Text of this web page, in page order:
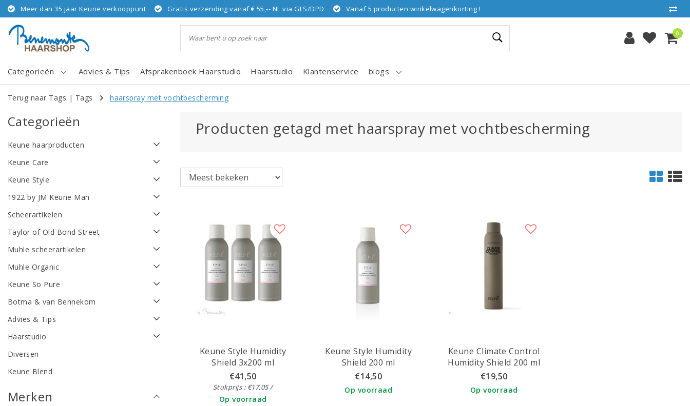
Meer dan 35 jaar Keune verkooppunt Gratis verzending vanaf € 55,-- NL via GLS/DPD Vanaf 5 producten winkelwagenkorting !
0
Categorieën Advies & Tips Afsprakenboek Haarstudio Haarstudio Klantenservice blogs
Terug naar Tags | Tags haarspray met vochtbescherming
Categorieën
Keune haarproducten
Keune Care
Keune Style
1922 by JM Keune Man
Scheerartikelen
Taylor of Old Bond Street
Muhle scheerartikelen
Muhle Organic
Keune So Pure
Botma & van Bennekom
Advies & Tips
Haarstudio
Diversen
Keune Blend
Merken
Producten getagd met haarspray met vochtbescherming
Keune Style Humidity
Shield 3x200 ml
€41,50
Stukprijs : €17,05 /
Op voorraad
Keune Style Humidity
Shield 200 ml
€14,50
Op voorraad
Keune Climate Control
Humidity Shield 200 ml
€19,50
Op voorraad